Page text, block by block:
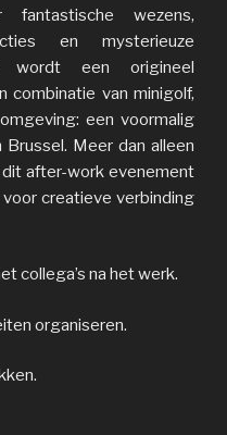
wezens,
en mysterieuze
wordt een origineel
combinatie van minigolf,
een voormalig
Brussel. Meer dan alleen
after-work evenement
creatieve verbinding
collega’s na het werk.
organiseren.